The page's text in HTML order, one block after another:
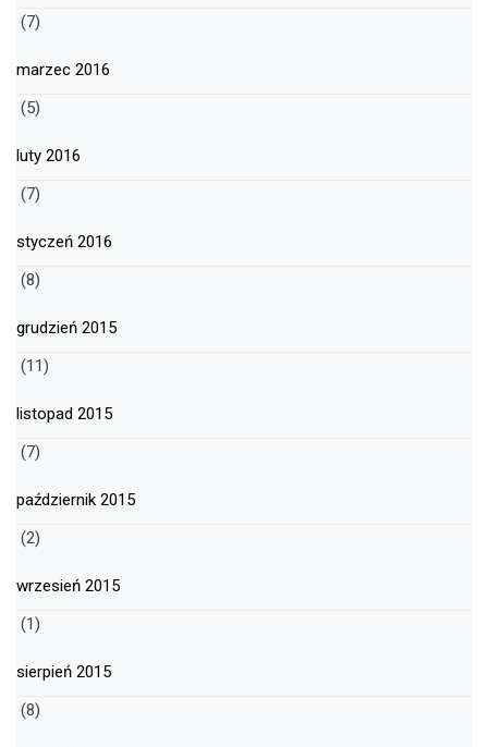
(7)
marzec 2016
(5)
luty 2016
(7)
styczeń 2016
(8)
grudzień 2015
(11)
listopad 2015
(7)
październik 2015
(2)
wrzesień 2015
(1)
sierpień 2015
(8)